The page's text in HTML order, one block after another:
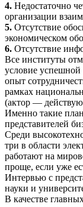
4. Недостаточно
организации
5. Отсутствие
экономическом
6. Отсутствие
Все институты
условие
опыт
рамках
(актор —
Именно такие
представителей
Среди
три в области
работают на
проще, если уже
Интервью с
науки и
В качестве